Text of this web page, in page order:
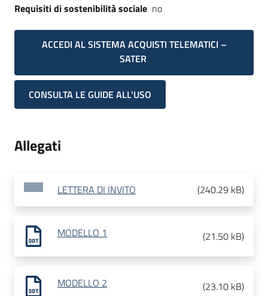
Requisiti di sostenibilità sociale no
ACCEDI AL SISTEMA ACQUISTI TELEMATICI –
SATER
CONSULTA LE GUIDE ALL'USO
Allegati
LETTERA DI INVITO (240.29 kB)
MODELLO 1 (21.50 kB)
MODELLO 2 (23.10 kB)